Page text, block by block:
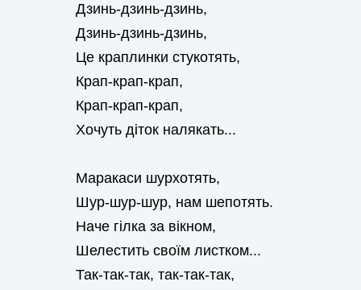
Дзинь-дзинь-дзинь,
Дзинь-дзинь-дзинь,
Це краплинки стукотять,
Крап-крап-крап,
Крап-крап-крап,
Хочуть діток налякать...
Маракаси шурхотять,
Шур-шур-шур, нам шепотять.
Наче гілка за вікном,
Шелестить своїм листком...
Так-так-так, так-так-так,